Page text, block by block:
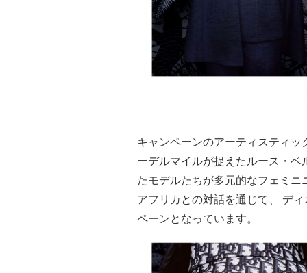
キャンペーンのアーティスティ
ーデルマイルが捉えたルース・
たモデルたちが多元的なフェミ
アフリカとの対話を通じて、 デ
ペーンとなっています。